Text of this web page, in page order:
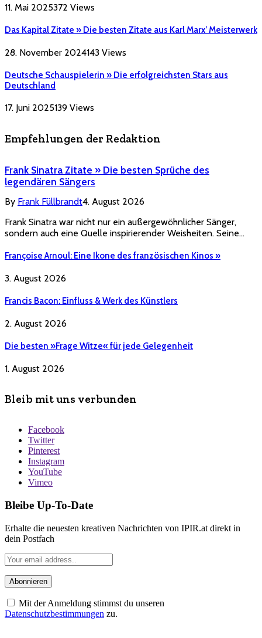
11. Mai 2025372 Views
Das Kapital Zitate » Die besten Zitate aus Karl Marx’ Meisterwerk
28. November 2024143 Views
Deutsche Schauspielerin » Die erfolgreichsten Stars aus
Deutschland
17. Juni 2025139 Views
Empfehlungen der Redaktion
Frank Sinatra Zitate » Die besten Sprüche des
legendären Sängers
By Frank Füllbrandt4. August 2026
Frank Sinatra war nicht nur ein außergewöhnlicher Sänger,
sondern auch eine Quelle inspirierender Weisheiten. Seine…
Françoise Arnoul: Eine Ikone des französischen Kinos »
3. August 2026
Francis Bacon: Einfluss & Werk des Künstlers
2. August 2026
Die besten »Frage Witze« für jede Gelegenheit
1. August 2026
Bleib mit uns verbunden
Facebook
Twitter
Pinterest
Instagram
YouTube
Vimeo
Bleibe Up-To-Date
Erhalte die neuesten kreativen Nachrichten von IPIR.at direkt in
dein Postfach
Mit der Anmeldung stimmst du unseren
Datenschutzbestimmungen zu.